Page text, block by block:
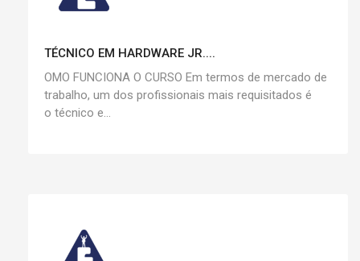
TÉCNICO EM HARDWARE JR....
OMO FUNCIONA O CURSO Em termos de mercado de
trabalho, um dos profissionais mais requisitados é
o técnico e...